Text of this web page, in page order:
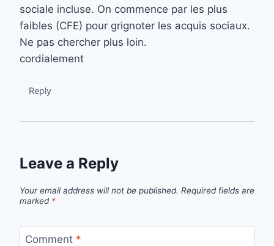
sociale incluse. On commence par les plus
faibles (CFE) pour grignoter les acquis sociaux.
Ne pas chercher plus loin.
cordialement
Reply
Leave a Reply
Your email address will not be published. Required fields are
marked *
Comment *